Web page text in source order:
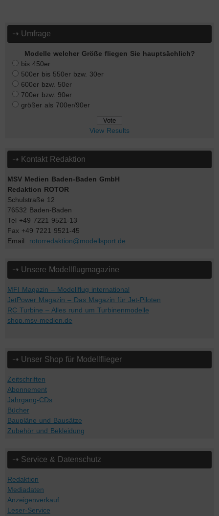
⇢ Umfrage
Modelle welcher Größe fliegen Sie hauptsächlich?
bis 450er
500er bis 550er bzw. 30er
600er bzw. 50er
700er bzw. 90er
größer als 700er/90er
View Results
⇢ Kontakt Redaktion
MSV Medien Baden-Baden GmbH
Redaktion ROTOR
Schulstraße 12
76532 Baden-Baden
Tel +49 7221 9521-13
Fax +49 7221 9521-45
Email rotorredaktion@modellsport.de
⇢ Unsere Modellflugmagazine
MFI Magazin – Modellflug international
JetPower Magazin – Das Magazin für Jet-Piloten
RC Turbine – Alles rund um Turbinenmodelle
shop.msv-medien.de
⇢ Unser Shop für Modellflieger
Zeitschriften
Abonnement
Jahrgang-CDs
Bücher
Baupläne und Bausätze
Zubehör und Bekleidung
⇢ Service & Datenschutz
Redaktion
Mediadaten
Anzeigenverkauf
Leser-Service